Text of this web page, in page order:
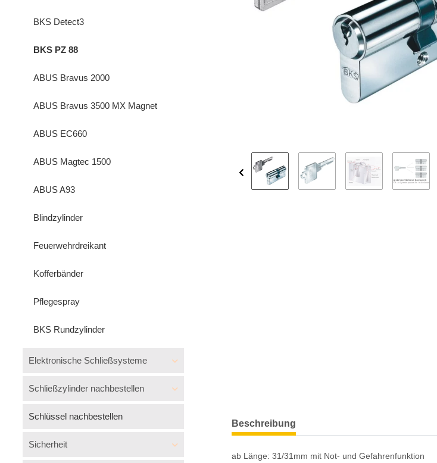
Beschreibung
ab Länge: 31/31mm mit Not- und Gefahrenfunktion
BKS Detect3
BKS PZ 88
ABUS Bravus 2000
ABUS Bravus 3500 MX Magnet
ABUS EC660
ABUS Magtec 1500
ABUS A93
Blindzylinder
Feuerwehrdreikant
Kofferbänder
Pflegespray
BKS Rundzylinder
Elektronische Schließsysteme
Schließzylinder nachbestellen
Schlüssel nachbestellen
Sicherheit